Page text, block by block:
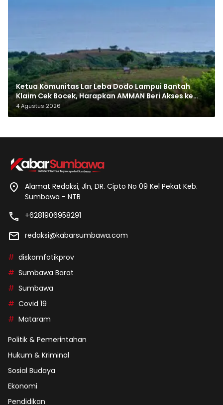
Ketua Komunitas Lar Leba Dodo Lampui Bantah
Klaim Cek Bocek, Harapkan AMMAN Beri Akses ke
Makam Leluhur
4 Agustus 2026
Alamat Redaksi, Jln, DR. Cipto No 09 Kel Pekat Keb.
Sumbawa - NTB
+6281906958291
redaksi@kabarsumbawa.com
diskomfotikprov
Sumbawa Barat
Sumbawa
Covid 19
Mataram
Politik & Pemerintahan
Hukum & Kriminal
Sosial Budaya
Ekonomi
Pendidikan